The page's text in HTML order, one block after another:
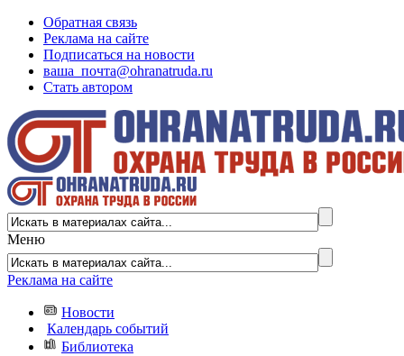
Обратная связь
Реклама на сайте
Подписаться на новости
ваша_почта@ohranatruda.ru
Стать автором
Меню
Реклама на сайте
Новости
Календарь событий
Библиотека